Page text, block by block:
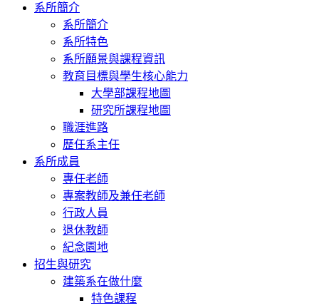
系所簡介
系所簡介
系所特色
系所願景與課程資訊
教育目標與學生核心能力
大學部課程地圖
研究所課程地圖
職涯進路
歷任系主任
系所成員
專任老師
專案教師及兼任老師
行政人員
退休教師
紀念園地
招生與研究
建築系在做什麼
特色課程